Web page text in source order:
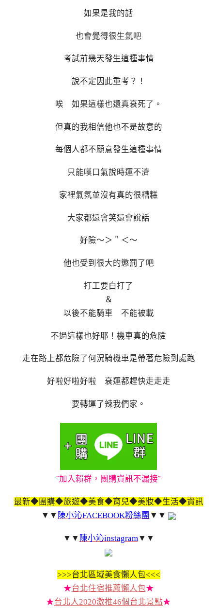
如果是我的話
也會覺得很生氣吧
考試前幾天發生這種事情
說不定因此重考？！
唉 如果這樣也還真衰死了。
但真的我相信他也不是故意的
每個人都不願意發生這種事情
只能嘆口氣說時運不濟
家裡氣氛並沒有真的很糟糕
大家都還會笑還會說話
好險～＞＂＜～
他也受到很大的懲罰了吧
打工要白打了
＆
以後不能騎車 不能被載
不過這樣也好耶！機車真的危險
走在路上都危險了何況騎機車是帶著危險到處跑
好啦好啦好啦 衰運都趕快走走走
要轉運了辣我們家。
ˇ加入賴群，團購資訊不漏接ˇ
最新◆團購◆旅遊◆美食◆育兒◆美妝◆生活◆資訊
▼▼ 陳小沁FACEBOOK粉絲團 ▼▼
▼▼ 陳小沁instagram▼▼
>>>台北區域美食懶人包<<<
★台北住宿推薦懶人包★
★台北人2020激推46個台北景點★